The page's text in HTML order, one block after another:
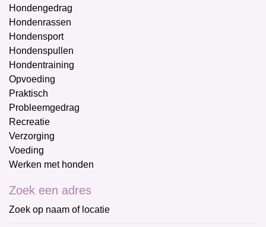
Hondengedrag
Hondenrassen
Hondensport
Hondenspullen
Hondentraining
Opvoeding
Praktisch
Probleemgedrag
Recreatie
Verzorging
Voeding
Werken met honden
Zoek een adres
Zoek op naam of locatie